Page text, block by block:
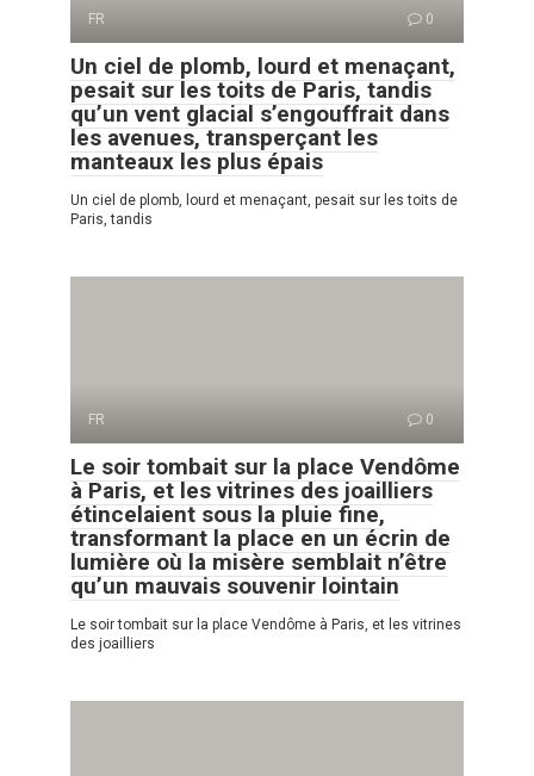
FR 0
Un ciel de plomb, lourd et menaçant,
pesait sur les toits de Paris, tandis
qu’un vent glacial s’engouffrait dans
les avenues, transperçant les
manteaux les plus épais
Un ciel de plomb, lourd et menaçant, pesait sur les toits de
Paris, tandis
FR 0
Le soir tombait sur la place Vendôme
à Paris, et les vitrines des joailliers
étincelaient sous la pluie fine,
transformant la place en un écrin de
lumière où la misère semblait n’être
qu’un mauvais souvenir lointain
Le soir tombait sur la place Vendôme à Paris, et les vitrines
des joailliers